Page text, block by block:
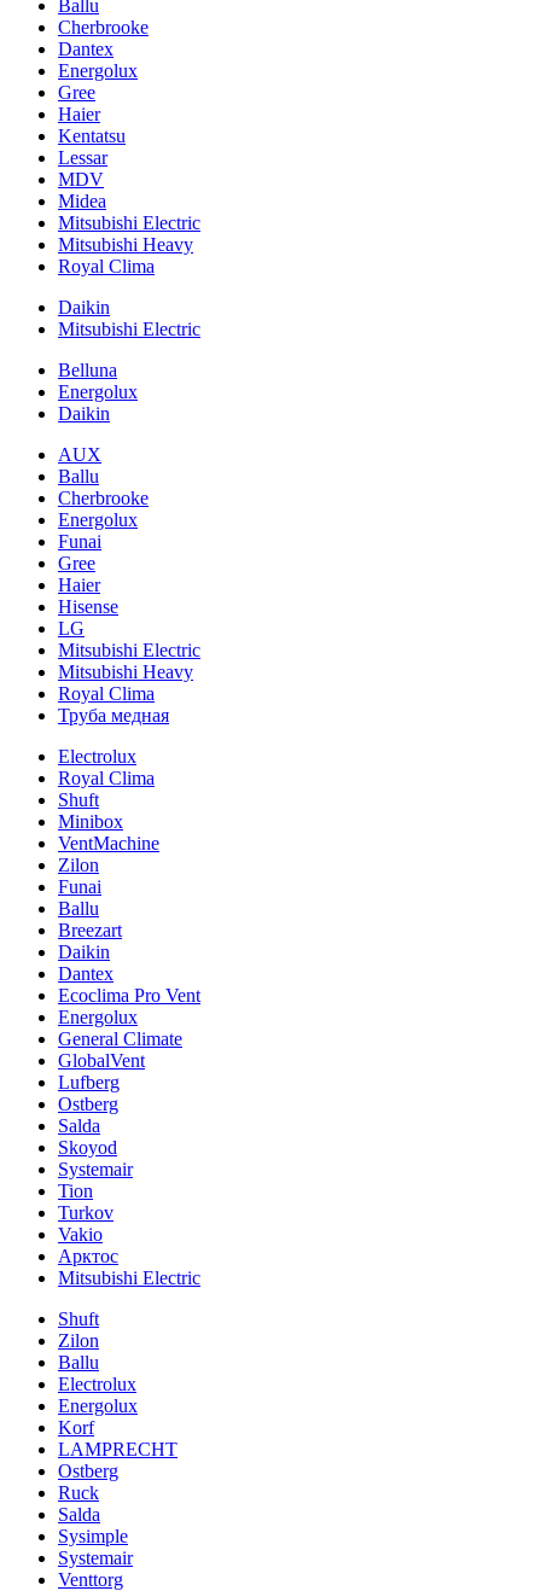
Ballu
Cherbrooke
Dantex
Energolux
Gree
Haier
Kentatsu
Lessar
MDV
Midea
Mitsubishi Electric
Mitsubishi Heavy
Royal Clima
Daikin
Mitsubishi Electric
Belluna
Energolux
Daikin
AUX
Ballu
Cherbrooke
Energolux
Funai
Gree
Haier
Hisense
LG
Mitsubishi Electric
Mitsubishi Heavy
Royal Clima
Труба медная
Electrolux
Royal Clima
Shuft
Minibox
VentMachine
Zilon
Funai
Ballu
Breezart
Daikin
Dantex
Ecoclima Pro Vent
Energolux
General Climate
GlobalVent
Lufberg
Ostberg
Salda
Skoyod
Systemair
Tion
Turkov
Vakio
Арктос
Mitsubishi Electric
Shuft
Zilon
Ballu
Electrolux
Energolux
Korf
LAMPRECHT
Ostberg
Ruck
Salda
Sysimple
Systemair
Venttorg